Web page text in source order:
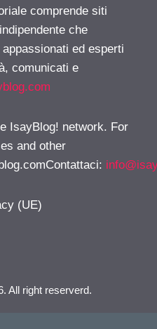
comprende siti
che
ed esperti
comunicati e
IsayBlog! network. For
and other
:
(UE)
All right reserverd.